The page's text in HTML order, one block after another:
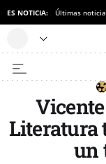
ES NOTICIA: Últimas
Literatura
un